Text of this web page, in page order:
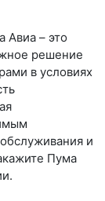
Авиа – это
решение
в условиях
и
Пума